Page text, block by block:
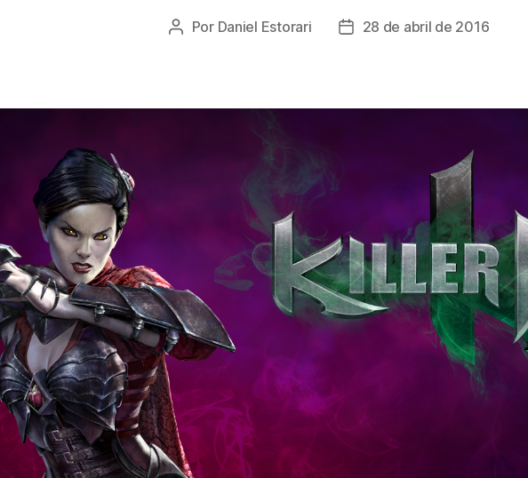
Autor
Por Daniel Estorari
Data28 de abril de 2016